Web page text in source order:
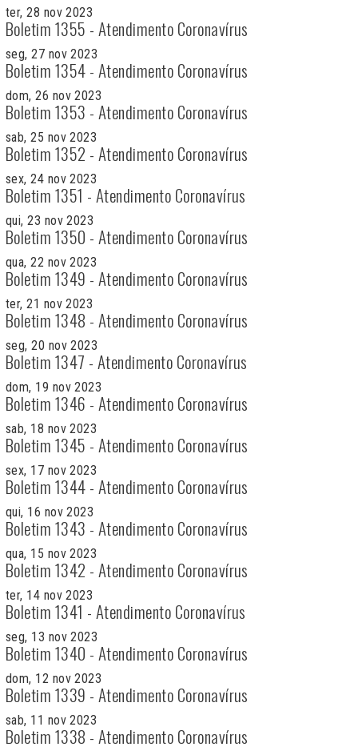
ter, 28 nov 2023
Boletim 1355 - Atendimento Coronavírus
seg, 27 nov 2023
Boletim 1354 - Atendimento Coronavírus
dom, 26 nov 2023
Boletim 1353 - Atendimento Coronavírus
sab, 25 nov 2023
Boletim 1352 - Atendimento Coronavírus
sex, 24 nov 2023
Boletim 1351 - Atendimento Coronavírus
qui, 23 nov 2023
Boletim 1350 - Atendimento Coronavírus
qua, 22 nov 2023
Boletim 1349 - Atendimento Coronavírus
ter, 21 nov 2023
Boletim 1348 - Atendimento Coronavírus
seg, 20 nov 2023
Boletim 1347 - Atendimento Coronavírus
dom, 19 nov 2023
Boletim 1346 - Atendimento Coronavírus
sab, 18 nov 2023
Boletim 1345 - Atendimento Coronavírus
sex, 17 nov 2023
Boletim 1344 - Atendimento Coronavírus
qui, 16 nov 2023
Boletim 1343 - Atendimento Coronavírus
qua, 15 nov 2023
Boletim 1342 - Atendimento Coronavírus
ter, 14 nov 2023
Boletim 1341 - Atendimento Coronavírus
seg, 13 nov 2023
Boletim 1340 - Atendimento Coronavírus
dom, 12 nov 2023
Boletim 1339 - Atendimento Coronavírus
sab, 11 nov 2023
Boletim 1338 - Atendimento Coronavírus